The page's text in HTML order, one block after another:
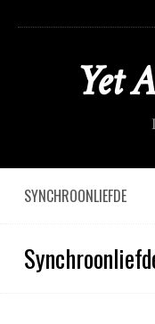
n
Yet
SYNCHROONLIEFDE